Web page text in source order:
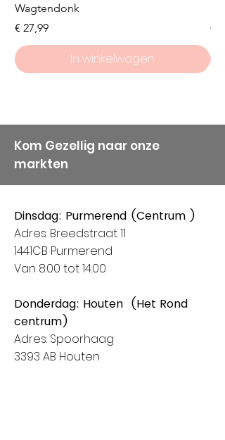
GEVALLEN KLOPT HET
AANTAL BOLLEN WAT WIJ
AANGEVEN WEL
echte super kwaliteit
garens produceert.
Klanten die bij ons komen
Wagtendonk
Prijs
€ 27,99
In winkelwagen
Prijs
€
Kom Gezellig naar onze
markten
Dinsdag: Purmerend (Centrum )
Adres: Breedstraat 11
1441CB Purmerend
Van 8:00 tot 14:00
Donderdag: Houten (Het Rond
centrum)
Adres: Spoorhaag
3393 AB Houten